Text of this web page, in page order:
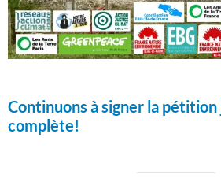
Continuons à signer la
complète!